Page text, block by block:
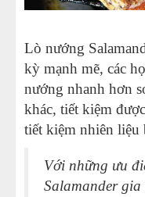
Lò nướng
kỳ mạnh mẽ, các
nướng nhanh hơn
khác, tiết kiệm
tiết kiệm nhiên liệu
Với những ưu
Salamander